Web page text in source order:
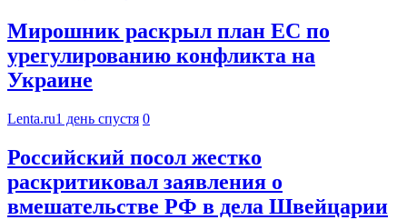
Мирошник раскрыл план ЕС по
урегулированию конфликта на
Украине
Lenta.ru1 день спустя 0
Российский посол жестко
раскритиковал заявления о
вмешательстве РФ в дела Швейцарии